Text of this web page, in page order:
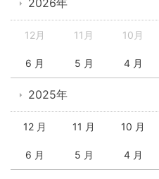
2026年
12月 11月 10月
6 月 5 月 4 月
2025年
12 月 11 月 10 月
6 月 5 月 4 月